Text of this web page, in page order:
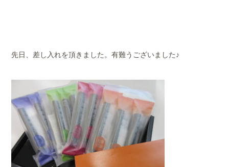
先日、差し入れを頂きました。有難うございました♪